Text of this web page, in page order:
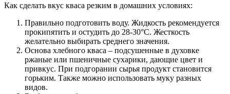
Как сделать вкус кваса резким в домашних условиях:
Правильно подготовить воду. Жидкость рекомендуется
прокипятить и остудить до 28-30°С. Жесткость
желательно выбирать среднего значения.
Основа хлебного кваса – подсушенные в духовке
ржаные или пшеничные сухарики, дающие цвет и
привкус. При подгорании сырья продукт становится
горьким. Также можно использовать муку разных
видов.